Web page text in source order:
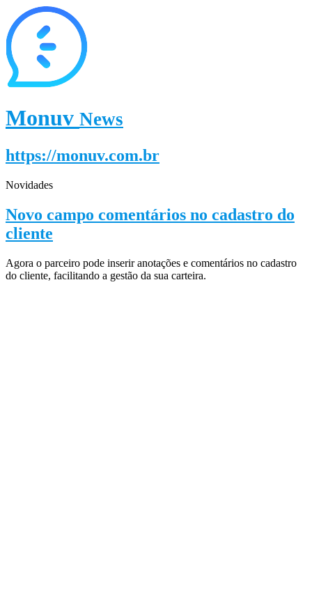
Monuv News
https://monuv.com.br
Novidades
Novo campo comentários no cadastro do
cliente
Agora o parceiro pode inserir anotações e comentários no cadastro
do cliente, facilitando a gestão da sua carteira.